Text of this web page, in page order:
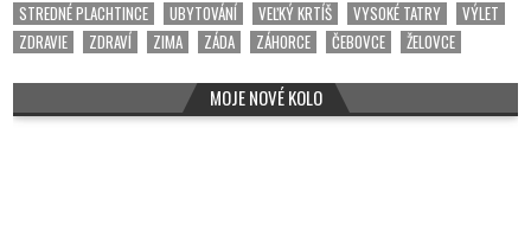
STREDNÉ PLACHTINCE
UBYTOVÁNÍ VEĽKÝ KRTÍŠ VYSOKÉ TATRY
VÝLET
ZDRAVIE
ZDRAVÍ ZIMA ZÁDA ZÁHORCE ČEBOVCE ŽELOVCE
MOJE NOVÉ KOLO